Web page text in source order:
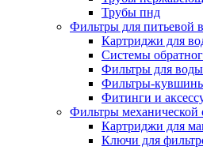
Трубы пнд
Фильтры для питьевой
Картриджи для
Системы
Фильтры для
Фильтры-
Фитинги и
Фильтры механической
Картриджи для
Ключи для